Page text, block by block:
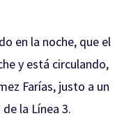
en la noche, que el
y está circulando,
Farías, justo a un
la Línea 3.